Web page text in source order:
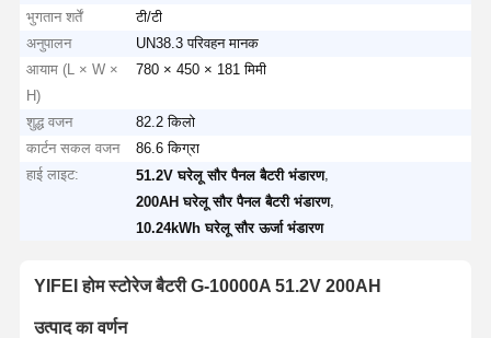
भुगतान शर्तें
टी/टी
अनुपालन
UN38.3 परिवहन मानक
आयाम (L × W ×
H)
780 × 450 × 181 मिमी
शुद्ध वजन
82.2 किलो
कार्टन सकल वजन
86.6 किग्रा
हाई लाइट:
51.2V घरेलू सौर पैनल बैटरी भंडारण,
200AH घरेलू सौर पैनल बैटरी भंडारण,
10.24kWh घरेलू सौर ऊर्जा भंडारण
YIFEI होम स्टोरेज बैटरी G-10000A 51.2V 200AH
उत्पाद का वर्णन